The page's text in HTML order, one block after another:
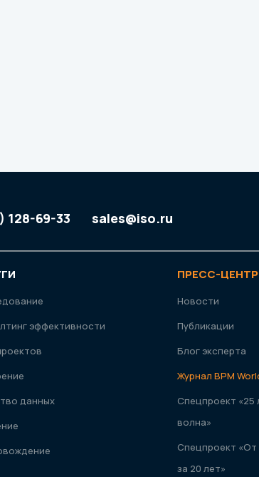
128-69-33 sales@iso.ru
эффективности
данных
ПРЕСС-ЦЕНТР
Новости
Публикации
Блог эксперта
Журнал ВРМ
Спецпроект «25
волна»
Спецпроект «От
за 20 лет»